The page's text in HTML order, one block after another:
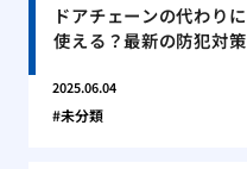
ドアチェーンの代わりに
使える？最新の防犯対策
2025.06.04
未分類